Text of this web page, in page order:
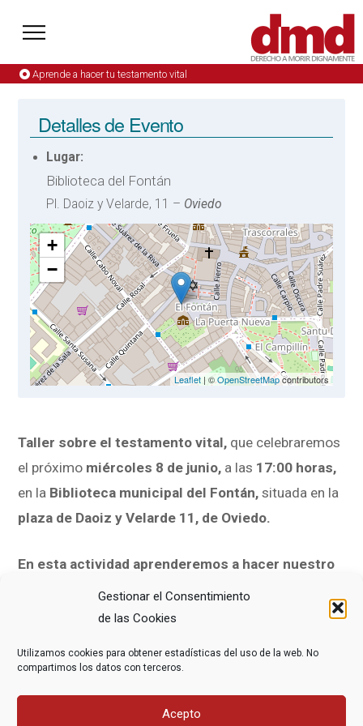
Gestionar el Consentimiento
de las Cookies
Utilizamos cookies para obtener estadísticas del uso de la web. No
compartimos los datos con terceros.
Acepto
Aprende a hacer tu testamento vital
Detalles de Evento
Lugar:
Biblioteca del Fontán
Pl. Daoiz y Velarde, 11 – Oviedo
+
−
Leaflet| ©OpenStreetMapcontributors
Taller sobre el testamento vital, que celebraremos
el próximo miércoles 8 de junio, a las 17:00 horas,
en la Biblioteca municipal del Fontán,situada en la
plaza de Daoiz y Velarde 11, de Oviedo.
En esta actividad aprenderemos a hacer nuestro
propio testamento vital, descubriremos su
utilidad y resolveremos todas las dudas que
participar no hace falta ser socio o socia, ni